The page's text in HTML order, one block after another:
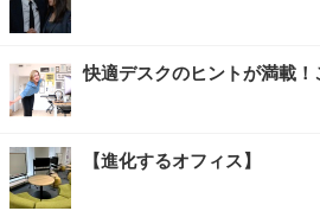
快適デスクのヒントが満載
【進化するオフィス】